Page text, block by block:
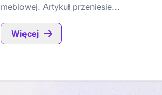
meblowej. Artykuł przeniesie...
Więcej